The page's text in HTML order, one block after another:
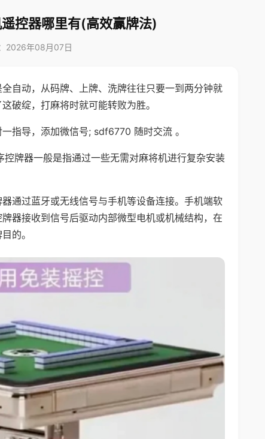
控器哪里有(高效赢牌法)
2026年08月07日
自动，从码牌、上牌、洗牌往往只要一到两分钟就
破绽，打麻将时就可能转败为胜。
指导，添加微信号; sdf6770 随时交流 。
牌器一般是指通过一些无需对麻将机进行复杂安装
通过蓝牙或无线信号与手机等设备连接。手机端软
器接收到信号后驱动内部微型电机或机械结构，在
的。